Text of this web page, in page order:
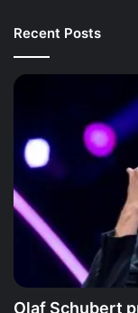
Recent Posts
Olaf Schubert